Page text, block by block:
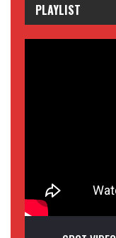
PLAYLIST